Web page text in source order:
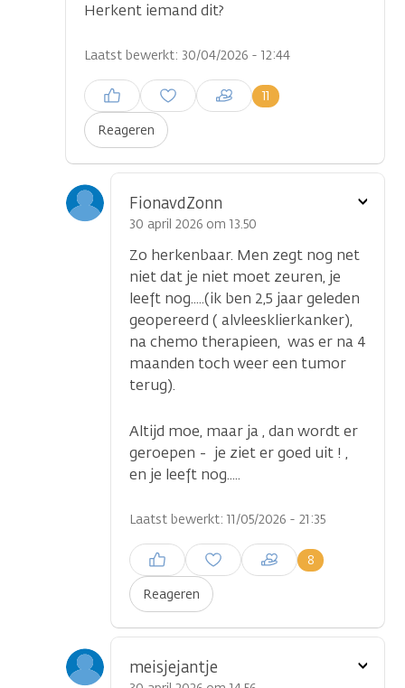
Herkent iemand dit?
Laatst bewerkt: 30/04/2026 - 12:44
Reageren
11
Inloggen om een reactie te
plaatsen
FionavdZonn
30 april 2026 om 13.50
Zo herkenbaar. Men zegt nog net
niet dat je niet moet zeuren, je
leeft nog.....(ik ben 2,5 jaar geleden
geopereerd ( alvleesklierkanker),
na chemo therapieen, was er na 4
maanden toch weer een tumor
terug).
Altijd moe, maar ja , dan wordt er
geroepen - je ziet er goed uit ! ,
en je leeft nog.....
Laatst bewerkt: 11/05/2026 - 21:35
Reageren
8
Inloggen om een reactie te
plaatsen
Toon
meisjejantje
Toon